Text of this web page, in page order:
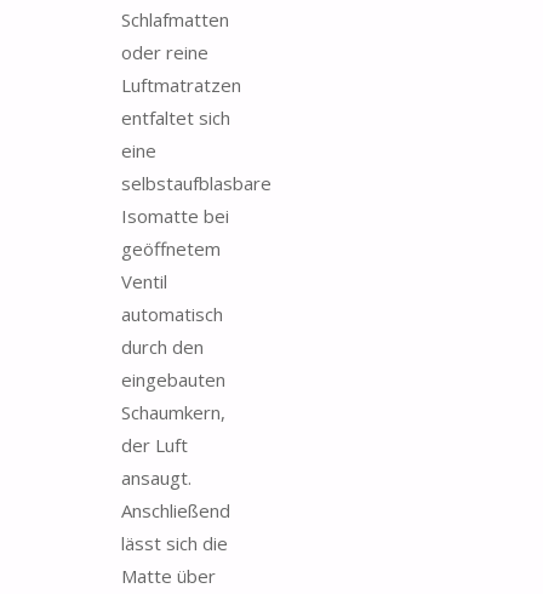
Schlafmatten
oder reine
Luftmatratzen
entfaltet sich
eine
selbstaufblasbare
Isomatte bei
geöffnetem
Ventil
automatisch
durch den
eingebauten
Schaumkern,
der Luft
ansaugt.
Anschließend
lässt sich die
Matte über